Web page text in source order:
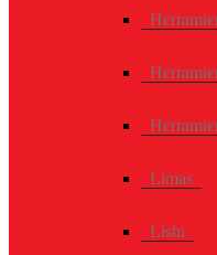
Limas
Lishi